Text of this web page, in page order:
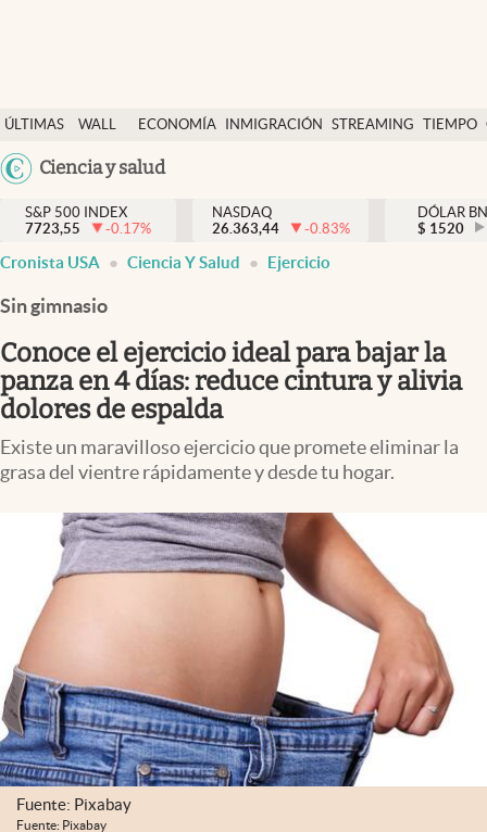
ÚLTIMAS
NOTICIAS
WALL
DÓLAR
ECONOMÍA INMIGRACIÓN STREAMING TIEMPO
México
Ciencia y salud
Finanzas y economía
Wall Street y dólar
Inmigración
Espiritual
Streaming
PC y mobile
USA
S&P 500 INDEX
7723,55
-0.17%
NASDAQ
26.363,44
-0.83%
DÓLAR
$ 1520
Cronista USA Ciencia Y Salud Ejercicio
Sin gimnasio
Conoce el ejercicio ideal para bajar la
panza en 4 días: reduce cintura y alivia
dolores de espalda
Existe un maravilloso ejercicio que promete eliminar la
grasa del vientre rápidamente y desde tu hogar.
Fuente: Pixabay
Fuente: Pixabay